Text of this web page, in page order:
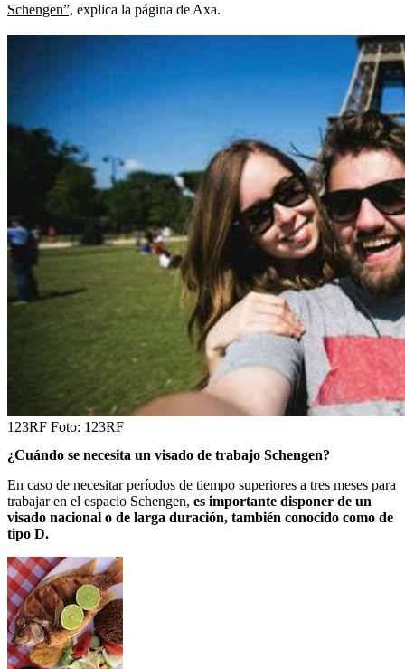
Schengen”, explica la página de Axa.
123RF Foto: 123RF
¿Cuándo se necesita un visado de trabajo Schengen?
En caso de necesitar períodos de tiempo superiores a tres meses para
trabajar en el espacio Schengen, es importante disponer de un
visado nacional o de larga duración, también conocido como de
tipo D.